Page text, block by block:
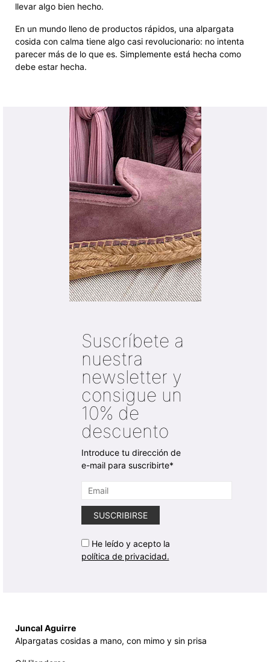
llevar algo bien hecho.
En un mundo lleno de productos rápidos, una alpargata
cosida con calma tiene algo casi revolucionario: no intenta
parecer más de lo que es. Simplemente está hecha como
debe estar hecha.
Suscríbete a
nuestra
newsletter y
consigue un
10% de
descuento
Introduce tu dirección de
e-mail para suscribirte*
He leído y acepto la
política de privacidad.
Juncal Aguirre
Alpargatas cosidas a mano, con mimo y sin prisa